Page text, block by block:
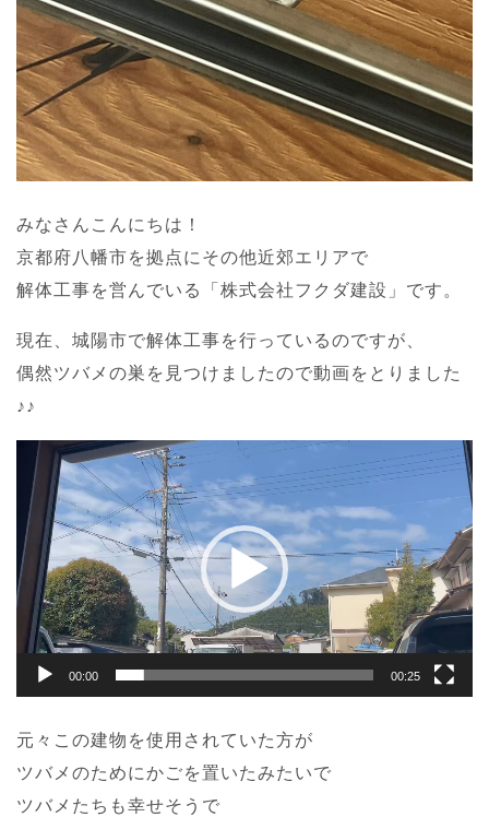
みなさんこんにちは！
京都府八幡市を拠点にその他近郊エリアで
解体工事を営んでいる「株式会社フクダ建設」です。
現在、城陽市で解体工事を行っているのですが、
偶然ツバメの巣を見つけましたので動画をとりました
♪♪
レ
ー
ヤ
ー
00:00 00:25
元々この建物を使用されていた方が
ツバメのためにかごを置いたみたいで
ツバメたちも幸せそうで